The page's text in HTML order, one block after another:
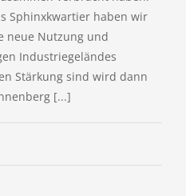
Sphinxkwartier haben wir
neue Nutzung und
Industriegeländes
Stärkung sind wird dann
[...]